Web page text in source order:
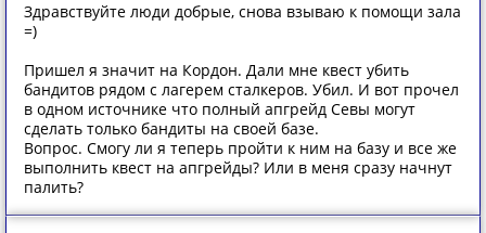
Здравствуйте люди добрые, снова взываю к помощи зала
=)
Пришел я значит на Кордон. Дали мне квест убить
бандитов рядом с лагерем сталкеров. Убил. И вот прочел
в одном источнике что полный апгрейд Севы могут
сделать только бандиты на своей базе.
Вопрос. Смогу ли я теперь пройти к ним на базу и все же
выполнить квест на апгрейды? Или в меня сразу начнут
палить?